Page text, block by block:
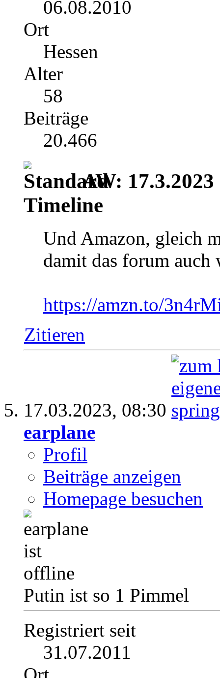
06.08.2010
Ort
Hessen
Alter
58
Beiträge
20.466
AW:
Timeline
Und Amazon, gleich
damit das forum auch
https://amzn.to/
Zitieren
17.03.2023, 08:30
earplane
Profil
Beiträge anzeigen
Homepage besuchen
Putin ist so 1 Pimmel
Registriert seit
31.07.2011